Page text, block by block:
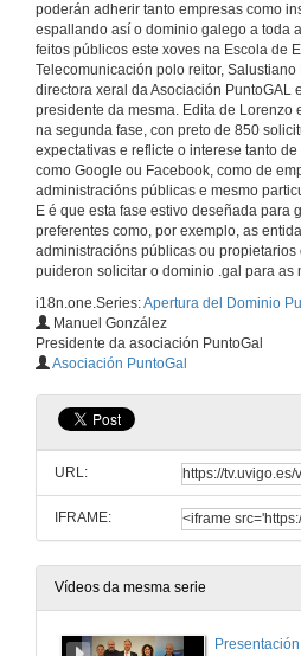
poderán adherir tanto empresas como
espallando así o dominio galego a toda
feitos públicos este xoves na Escola de
Telecomunicación polo reitor,
directora xeral da Asociación PuntoGAL
presidente da mesma. Edita de Lorenzo
na segunda fase, con preto de 850
expectativas e reflicte o interese tanto
como Google ou Facebook, como de
administracións públicas e mesmo
E é que esta fase estivo deseñada para
preferentes como, por exemplo, as
administracións públicas ou propietarios
puideron solicitar o dominio .gal para as
i18n.one.Series:Apertura del Dominio
Manuel González
Presidente da asociación PuntoGal
Asociación PuntoGal
URL:
IFRAME:
Vídeos da mesma serie